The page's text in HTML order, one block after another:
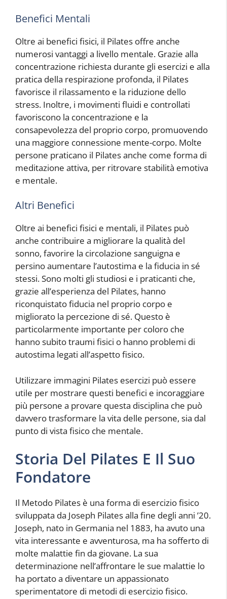
Benefici Mentali
Oltre ai benefici fisici, il Pilates offre anche
numerosi vantaggi a livello mentale. Grazie alla
concentrazione richiesta durante gli esercizi e alla
pratica della respirazione profonda, il Pilates
favorisce il rilassamento e la riduzione dello
stress. Inoltre, i movimenti fluidi e controllati
favoriscono la concentrazione e la
consapevolezza del proprio corpo, promuovendo
una maggiore connessione mente-corpo. Molte
persone praticano il Pilates anche come forma di
meditazione attiva, per ritrovare stabilità emotiva
e mentale.
Altri Benefici
Oltre ai benefici fisici e mentali, il Pilates può
anche contribuire a migliorare la qualità del
sonno, favorire la circolazione sanguigna e
persino aumentare l’autostima e la fiducia in sé
stessi. Sono molti gli studiosi e i praticanti che,
grazie all’esperienza del Pilates, hanno
riconquistato fiducia nel proprio corpo e
migliorato la percezione di sé. Questo è
particolarmente importante per coloro che
hanno subito traumi fisici o hanno problemi di
autostima legati all’aspetto fisico.
Utilizzare immagini Pilates esercizi può essere
utile per mostrare questi benefici e incoraggiare
più persone a provare questa disciplina che può
davvero trasformare la vita delle persone, sia dal
punto di vista fisico che mentale.
Storia Del Pilates E Il Suo
Fondatore
Il Metodo Pilates è una forma di esercizio fisico
sviluppata da Joseph Pilates alla fine degli anni ’20.
Joseph, nato in Germania nel 1883, ha avuto una
vita interessante e avventurosa, ma ha sofferto di
molte malattie fin da giovane. La sua
determinazione nell’affrontare le sue malattie lo
ha portato a diventare un appassionato
sperimentatore di metodi di esercizio fisico.